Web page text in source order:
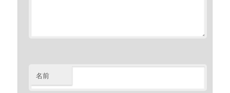
名前